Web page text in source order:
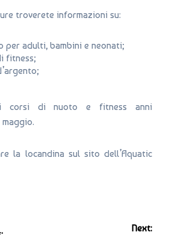
troverete informazioni su:
per adulti, bambini e neonati;
fitness;
corsi di nuoto e fitness anni
maggio.
la locandina sul sito dell’Aquatic
Next: